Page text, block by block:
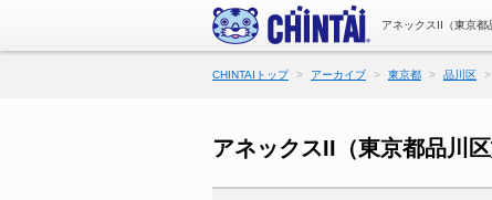
アネックスII（東京都
CHINTAIトップ アーカイブ 東京都 品川区
アネックスII（東京都品川